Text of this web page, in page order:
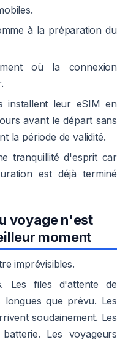
à la préparation du
où la connexion
installent leur eSIM en
avant le départ sans
la période de validité.
tranquillité d'esprit car
est déjà terminé
voyage n'est
moment
imprévisibles.
Les files d'attente de
longues que prévu. Les
soudainement. Les
Les voyageurs